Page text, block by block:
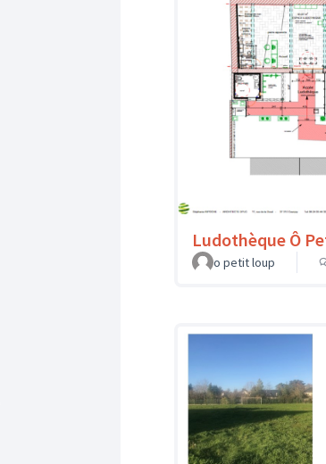
Ludothèque Ô
o petit loup